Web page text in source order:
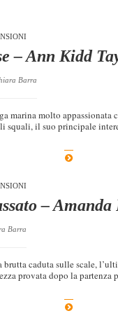
– Ann Kidd
Barra
marina molto appassionata
squali, il suo principale
– Amanda
Barra
caduta sulle scale,
provata dopo la partenza